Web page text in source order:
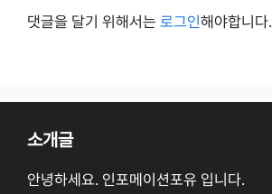
댓글을 달기 위해서는 로그인해야합니다.
소개글
안녕하세요. 인포메이션포유 입니다.